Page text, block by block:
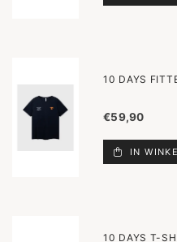
10 DAYS
€59,90
IN
10 DAYS T-